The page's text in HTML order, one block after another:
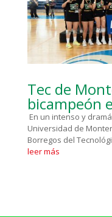
Tec de
bicampeón
En un intenso y
Universidad de
Borregos del
leer más